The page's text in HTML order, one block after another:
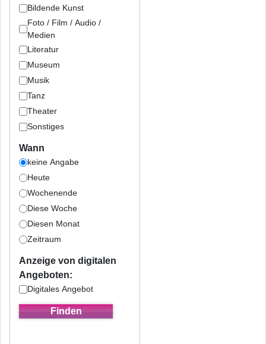
Bildende Kunst
Foto / Film / Audio /
Medien
Literatur
Museum
Musik
Tanz
Theater
Sonstiges
Wann
keine Angabe
Heute
Wochenende
Diese Woche
Diesen Monat
Zeitraum
Anzeige von digitalen
Angeboten:
Digitales Angebot